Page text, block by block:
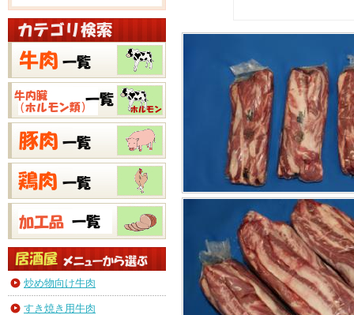
炒め物向け牛肉
すき焼き用牛肉